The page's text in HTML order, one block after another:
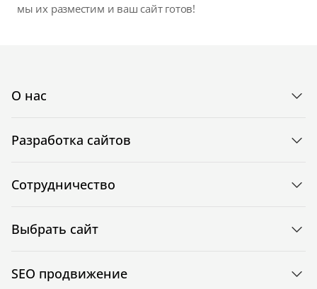
мы их разместим и ваш сайт готов!
О нас
Разработка сайтов
Сотрудничество
Выбрать сайт
SEO продвижение